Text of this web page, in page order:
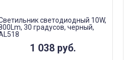
светодиодный 10W,
30 градусов, черный,
1 038 руб.